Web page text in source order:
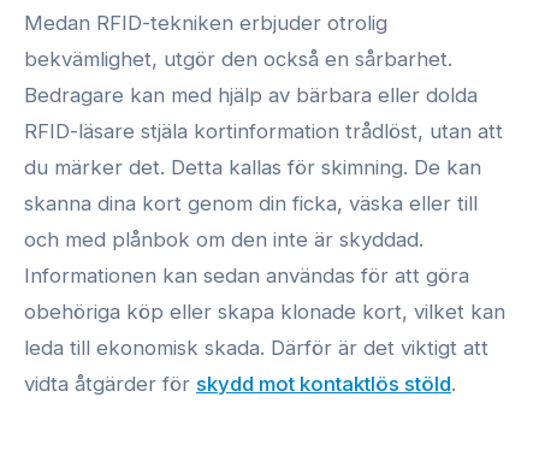
Medan RFID-tekniken erbjuder otrolig
bekvämlighet, utgör den också en sårbarhet.
Bedragare kan med hjälp av bärbara eller dolda
RFID-läsare stjäla kortinformation trådlöst, utan att
du märker det. Detta kallas för skimning. De kan
skanna dina kort genom din ficka, väska eller till
och med plånbok om den inte är skyddad.
Informationen kan sedan användas för att göra
obehöriga köp eller skapa klonade kort, vilket kan
leda till ekonomisk skada. Därför är det viktigt att
vidta åtgärder för skydd mot kontaktlös stöld.